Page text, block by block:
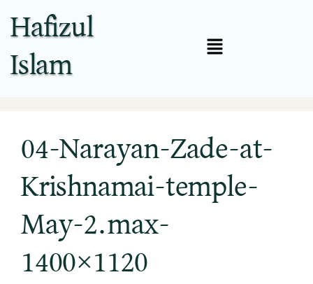
Hafizul
Islam
04-Narayan-Zade-at-
Krishnamai-temple-
May-2.max-
1400×1120